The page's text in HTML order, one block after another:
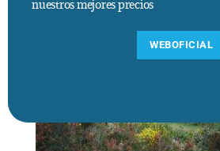
nuestros mejores precios
WEBOFICIAL